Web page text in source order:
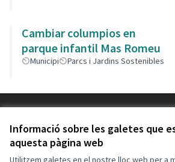
Informació sobre les galetes que
aquesta pàgina web
Utilitzem galetes en el nostre lloc web per a
Cambiar columpios en
parque infantil Mas Romeu
Municipi Parcs i Jardins Sostenibles
Configuració de les galetes
Decidim Calafell a X
(Enllaç extern)
Decidim Calafell a Facebook
(Enllaç extern)
Decidim Calafell a YouTube
(Enllaç extern)
Decidim Calafell a GitHub
(Enllaç extern)